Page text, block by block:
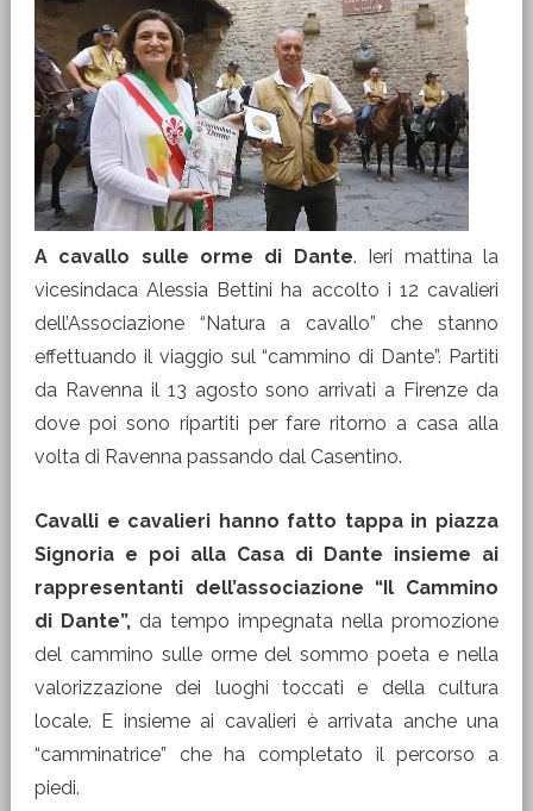
A cavallo sulle orme di Dante. Ieri mattina la
vicesindaca Alessia Bettini ha accolto i 12 cavalieri
dell’Associazione “Natura a cavallo” che stanno
effettuando il viaggio sul “cammino di Dante”. Partiti
da Ravenna il 13 agosto sono arrivati a Firenze da
dove poi sono ripartiti per fare ritorno a casa alla
volta di Ravenna passando dal Casentino.
Cavalli e cavalieri hanno fatto tappa in piazza
Signoria e poi alla Casa di Dante insieme ai
rappresentanti dell’associazione “Il Cammino
di Dante”,da tempo impegnata nella promozione
del cammino sulle orme del sommo poeta e nella
valorizzazione dei luoghi toccati e della cultura
locale. E insieme ai cavalieri è arrivata anche una
“camminatrice” che ha completato il percorso a
piedi.